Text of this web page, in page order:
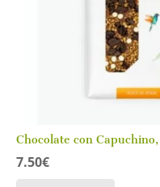
Chocolate con
7.50€